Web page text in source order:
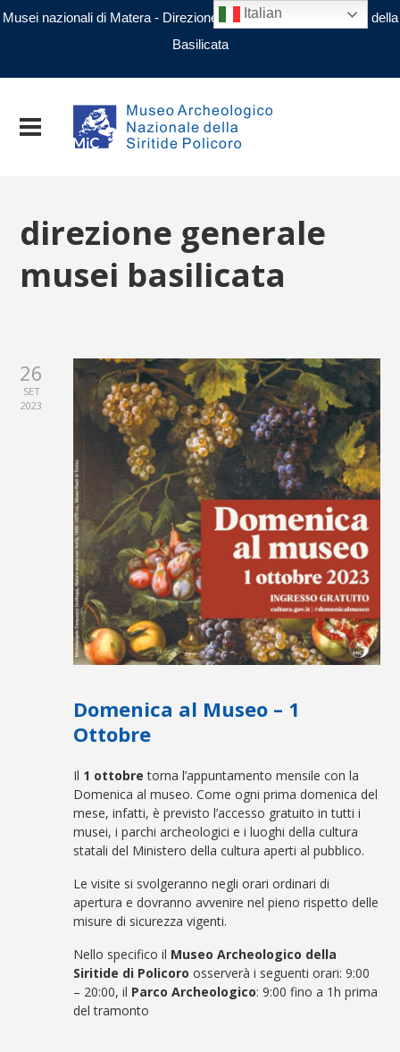
Musei nazionali di Matera - Direzione regionale Musei nazionali della
Basilicata
direzione generale
musei basilicata
26
SET
2023
Domenica al Museo – 1
Ottobre
Il 1 ottobre torna l’appuntamento mensile con la
Domenica al museo. Come ogni prima domenica del
mese, infatti, è previsto l’accesso gratuito in tutti i
musei, i parchi archeologici e i luoghi della cultura
statali del Ministero della cultura aperti al pubblico.
Le visite si svolgeranno negli orari ordinari di
apertura e dovranno avvenire nel pieno rispetto delle
misure di sicurezza vigenti.
Nello specifico il Museo Archeologico della
Siritide di Policoro osserverà i seguenti orari: 9:00
– 20:00, il Parco Archeologico: 9:00 fino a 1h prima
del tramonto
Italian